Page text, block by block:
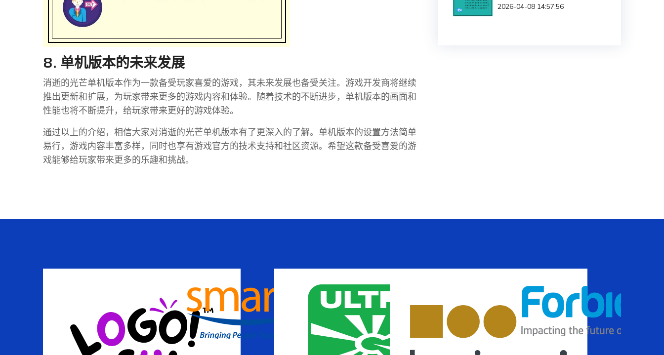
8. 单机版本的未来发展
消逝的光芒单机版本作为一款备受玩家喜爱的游戏，其未来发展也备受关注。游戏开发商将继续
推出更新和扩展，为玩家带来更多的游戏内容和体验。随着技术的不断进步，单机版本的画面和
性能也将不断提升，给玩家带来更好的游戏体验。
通过以上的介绍，相信大家对消逝的光芒单机版本有了更深入的了解。单机版本的设置方法简单
易行，游戏内容丰富多样，同时也享有游戏官方的技术支持和社区资源。希望这款备受喜爱的游
戏能够给玩家带来更多的乐趣和挑战。
2026-04-08 14:57:56